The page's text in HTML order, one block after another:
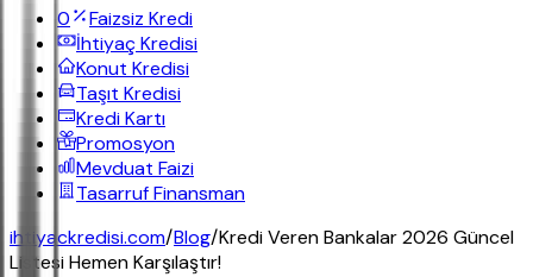
0
Faizsiz Kredi
İhtiyaç Kredisi
Konut Kredisi
Taşıt Kredisi
Kredi Kartı
Promosyon
Mevduat Faizi
Tasarruf Finansman
ihtiyackredisi.com/Blog/Kredi Veren Bankalar 2026 Güncel
Listesi Hemen Karşılaştır!